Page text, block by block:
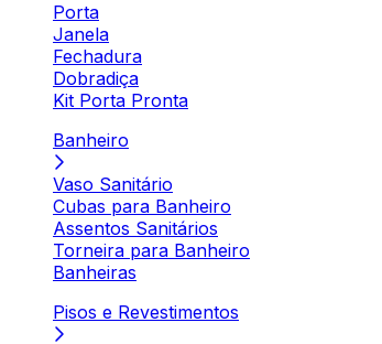
Porta
Janela
Fechadura
Dobradiça
Kit Porta Pronta
Banheiro
Vaso Sanitário
Cubas para Banheiro
Assentos Sanitários
Torneira para Banheiro
Banheiras
Pisos e Revestimentos